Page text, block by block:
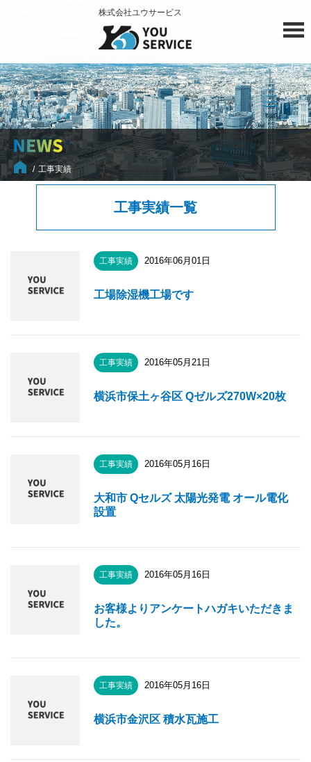
株式会社ユウサービス
工事実績
工事実績一覧
工事実績 2016年06月01日
工場除湿機工場です
工事実績 2016年05月21日
横浜市保土ヶ谷区 Qゼルズ270W×20枚
工事実績 2016年05月16日
大和市 Qセルズ 太陽光発電 オール電化
設置
工事実績 2016年05月16日
お客様よりアンケートハガキいただきま
した。
工事実績 2016年05月16日
横浜市金沢区 積水瓦施工